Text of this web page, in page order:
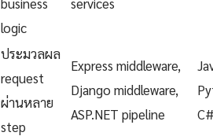
logic
ประมวลผล
request
ผ่านหลาย
step
Express middleware,
Django middleware,
ASP.NET pipeline